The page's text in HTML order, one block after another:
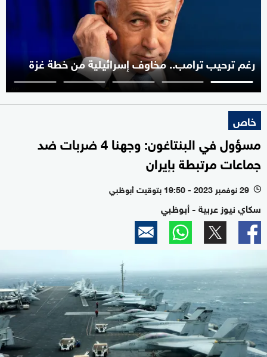
رغم ترحيب ترامب.. مخاوف إسرائيلية من خطة غزة
خاص
مسؤول في البنتاغون: وجهنا 4 ضربات ضد
جماعات مرتبطة بإيران
l 29 نوفمبر 2023 - 19:50 بتوقيت أبوظبي
سكاي نيوز عربية - أبوظبي